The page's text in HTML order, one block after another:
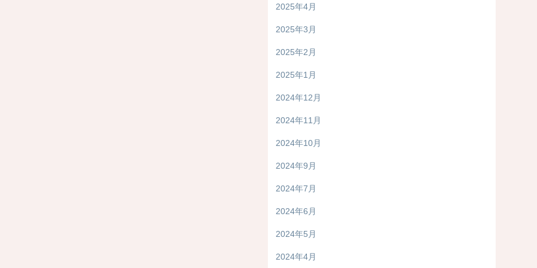
2025年4月
2025年3月
2025年2月
2025年1月
2024年12月
2024年11月
2024年10月
2024年9月
2024年7月
2024年6月
2024年5月
2024年4月